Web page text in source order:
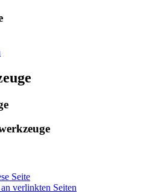
Seite
verlinkten Seiten